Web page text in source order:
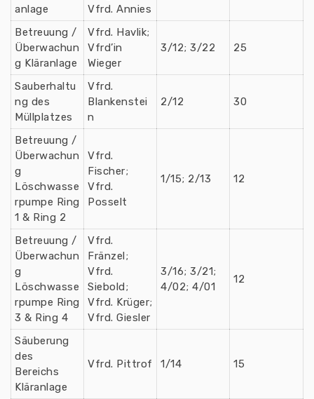
anlage
Vfrd. Annies
Betreuung /
Überwachun
g Kläranlage
Vfrd. Havlik;
Vfrd’in
Wieger
3/12; 3/22 25
Sauberhaltu
ng des
Müllplatzes
Vfrd.
Blankenstei
n
2/12 30
Betreuung /
Überwachun
g
Löschwasse
rpumpe Ring
1 & Ring 2
Vfrd.
Fischer;
Vfrd.
Posselt
1/15; 2/13 12
Betreuung /
Überwachun
g
Löschwasse
rpumpe Ring
3 & Ring 4
Vfrd.
Fränzel;
Vfrd.
Siebold;
Vfrd. Krüger;
Vfrd. Giesler
3/16; 3/21;
4/02; 4/01
12
Säuberung
des
Bereichs
Kläranlage
Vfrd. Pittrof 1/14 15